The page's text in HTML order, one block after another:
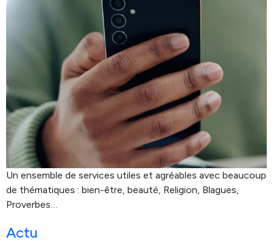
Un ensemble de services utiles et agréables avec beaucoup
de thématiques : bien-être, beauté, Religion, Blagues,
Proverbes…
Actu